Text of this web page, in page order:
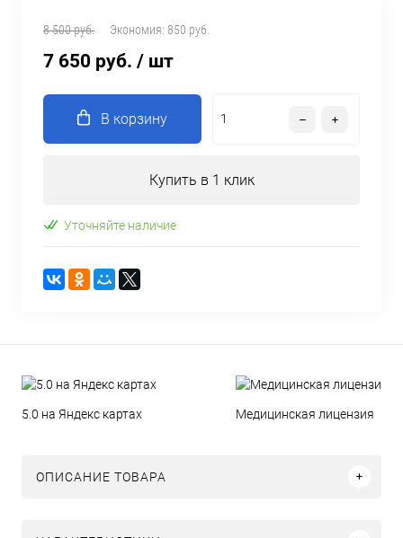
8 500 руб. Экономия: 850 руб.
7 650 руб. / шт
В корзину
Купить в 1 клик
Уточняйте наличие
5.0 на Яндекс картах Медицинская лицензия
ОПИСАНИЕ ТОВАРА